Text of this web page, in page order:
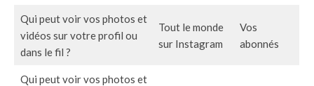
Qui peut voir vos photos et
vidéos sur votre profil ou
dans le fil ?
Tout le monde
sur Instagram
Vos
abonnés
Qui peut voir vos photos et